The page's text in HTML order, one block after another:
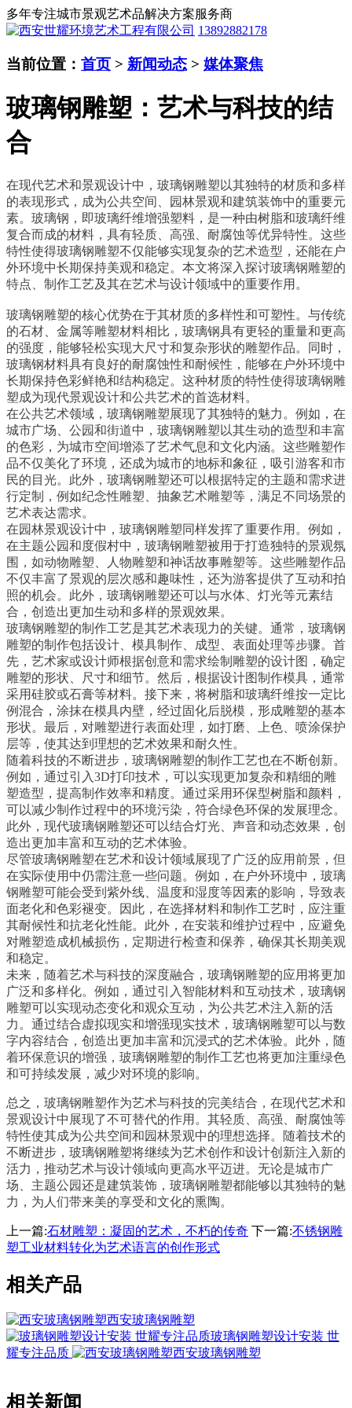
多年专注城市景观艺术品解决方案服务商
13892882178
当前位置： 首页 > 新闻动态 > 媒体聚焦
玻璃钢雕塑：艺术与科技的结
合
在现代艺术和景观设计中，玻璃钢雕塑以其独特的材质和多样
的表现形式，成为公共空间、园林景观和建筑装饰中的重要元
素。玻璃钢，即玻璃纤维增强塑料，是一种由树脂和玻璃纤维
复合而成的材料，具有轻质、高强、耐腐蚀等优异特性。这些
特性使得玻璃钢雕塑不仅能够实现复杂的艺术造型，还能在户
外环境中长期保持美观和稳定。本文将深入探讨玻璃钢雕塑的
特点、制作工艺及其在艺术与设计领域中的重要作用。
玻璃钢雕塑的核心优势在于其材质的多样性和可塑性。与传统
的石材、金属等雕塑材料相比，玻璃钢具有更轻的重量和更高
的强度，能够轻松实现大尺寸和复杂形状的雕塑作品。同时，
玻璃钢材料具有良好的耐腐蚀性和耐候性，能够在户外环境中
长期保持色彩鲜艳和结构稳定。这种材质的特性使得玻璃钢雕
塑成为现代景观设计和公共艺术的首选材料。
在公共艺术领域，玻璃钢雕塑展现了其独特的魅力。例如，在
城市广场、公园和街道中，玻璃钢雕塑以其生动的造型和丰富
的色彩，为城市空间增添了艺术气息和文化内涵。这些雕塑作
品不仅美化了环境，还成为城市的地标和象征，吸引游客和市
民的目光。此外，玻璃钢雕塑还可以根据特定的主题和需求进
行定制，例如纪念性雕塑、抽象艺术雕塑等，满足不同场景的
艺术表达需求。
在园林景观设计中，玻璃钢雕塑同样发挥了重要作用。例如，
在主题公园和度假村中，玻璃钢雕塑被用于打造独特的景观氛
围，如动物雕塑、人物雕塑和神话故事雕塑等。这些雕塑作品
不仅丰富了景观的层次感和趣味性，还为游客提供了互动和拍
照的机会。此外，玻璃钢雕塑还可以与水体、灯光等元素结
合，创造出更加生动和多样的景观效果。
玻璃钢雕塑的制作工艺是其艺术表现力的关键。通常，玻璃钢
雕塑的制作包括设计、模具制作、成型、表面处理等步骤。首
先，艺术家或设计师根据创意和需求绘制雕塑的设计图，确定
雕塑的形状、尺寸和细节。然后，根据设计图制作模具，通常
采用硅胶或石膏等材料。接下来，将树脂和玻璃纤维按一定比
例混合，涂抹在模具内壁，经过固化后脱模，形成雕塑的基本
形状。最后，对雕塑进行表面处理，如打磨、上色、喷涂保护
层等，使其达到理想的艺术效果和耐久性。
随着科技的不断进步，玻璃钢雕塑的制作工艺也在不断创新。
例如，通过引入3D打印技术，可以实现更加复杂和精细的雕
塑造型，提高制作效率和精度。通过采用环保型树脂和颜料，
可以减少制作过程中的环境污染，符合绿色环保的发展理念。
此外，现代玻璃钢雕塑还可以结合灯光、声音和动态效果，创
造出更加丰富和互动的艺术体验。
尽管玻璃钢雕塑在艺术和设计领域展现了广泛的应用前景，但
在实际使用中仍需注意一些问题。例如，在户外环境中，玻璃
钢雕塑可能会受到紫外线、温度和湿度等因素的影响，导致表
面老化和色彩褪变。因此，在选择材料和制作工艺时，应注重
其耐候性和抗老化性能。此外，在安装和维护过程中，应避免
对雕塑造成机械损伤，定期进行检查和保养，确保其长期美观
和稳定。
未来，随着艺术与科技的深度融合，玻璃钢雕塑的应用将更加
广泛和多样化。例如，通过引入智能材料和互动技术，玻璃钢
雕塑可以实现动态变化和观众互动，为公共艺术注入新的活
力。通过结合虚拟现实和增强现实技术，玻璃钢雕塑可以与数
字内容结合，创造出更加丰富和沉浸式的艺术体验。此外，随
着环保意识的增强，玻璃钢雕塑的制作工艺也将更加注重绿色
和可持续发展，减少对环境的影响。
总之，玻璃钢雕塑作为艺术与科技的完美结合，在现代艺术和
景观设计中展现了不可替代的作用。其轻质、高强、耐腐蚀等
特性使其成为公共空间和园林景观中的理想选择。随着技术的
不断进步，玻璃钢雕塑将继续为艺术创作和设计创新注入新的
活力，推动艺术与设计领域向更高水平迈进。无论是城市广
场、主题公园还是建筑装饰，玻璃钢雕塑都能够以其独特的魅
力，为人们带来美的享受和文化的熏陶。
上一篇:石材雕塑：凝固的艺术，不朽的传奇 下一篇:不锈钢雕
塑工业材料转化为艺术语言的创作形式
相关产品
西安玻璃钢雕塑
玻璃钢雕塑设计安装 世
耀专注品质
西安玻璃钢雕塑
相关新闻